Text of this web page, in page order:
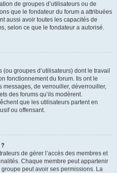
de groupes d’utilisateurs ou de
que le fondateur du forum a attribuées
aussi avoir toutes les capacités de
selon ce que le fondateur a autorisé.
groupes d’utilisateurs) dont le travail
fonctionnement du forum. Ils ont le
de verrouiller, déverrouiller,
des forums qu’ils modèrent.
que les utilisateurs partent en
ou offensant.
?
de gérer l’accès des membres et
Chaque membre peut appartenir
peut avoir ses permissions. La